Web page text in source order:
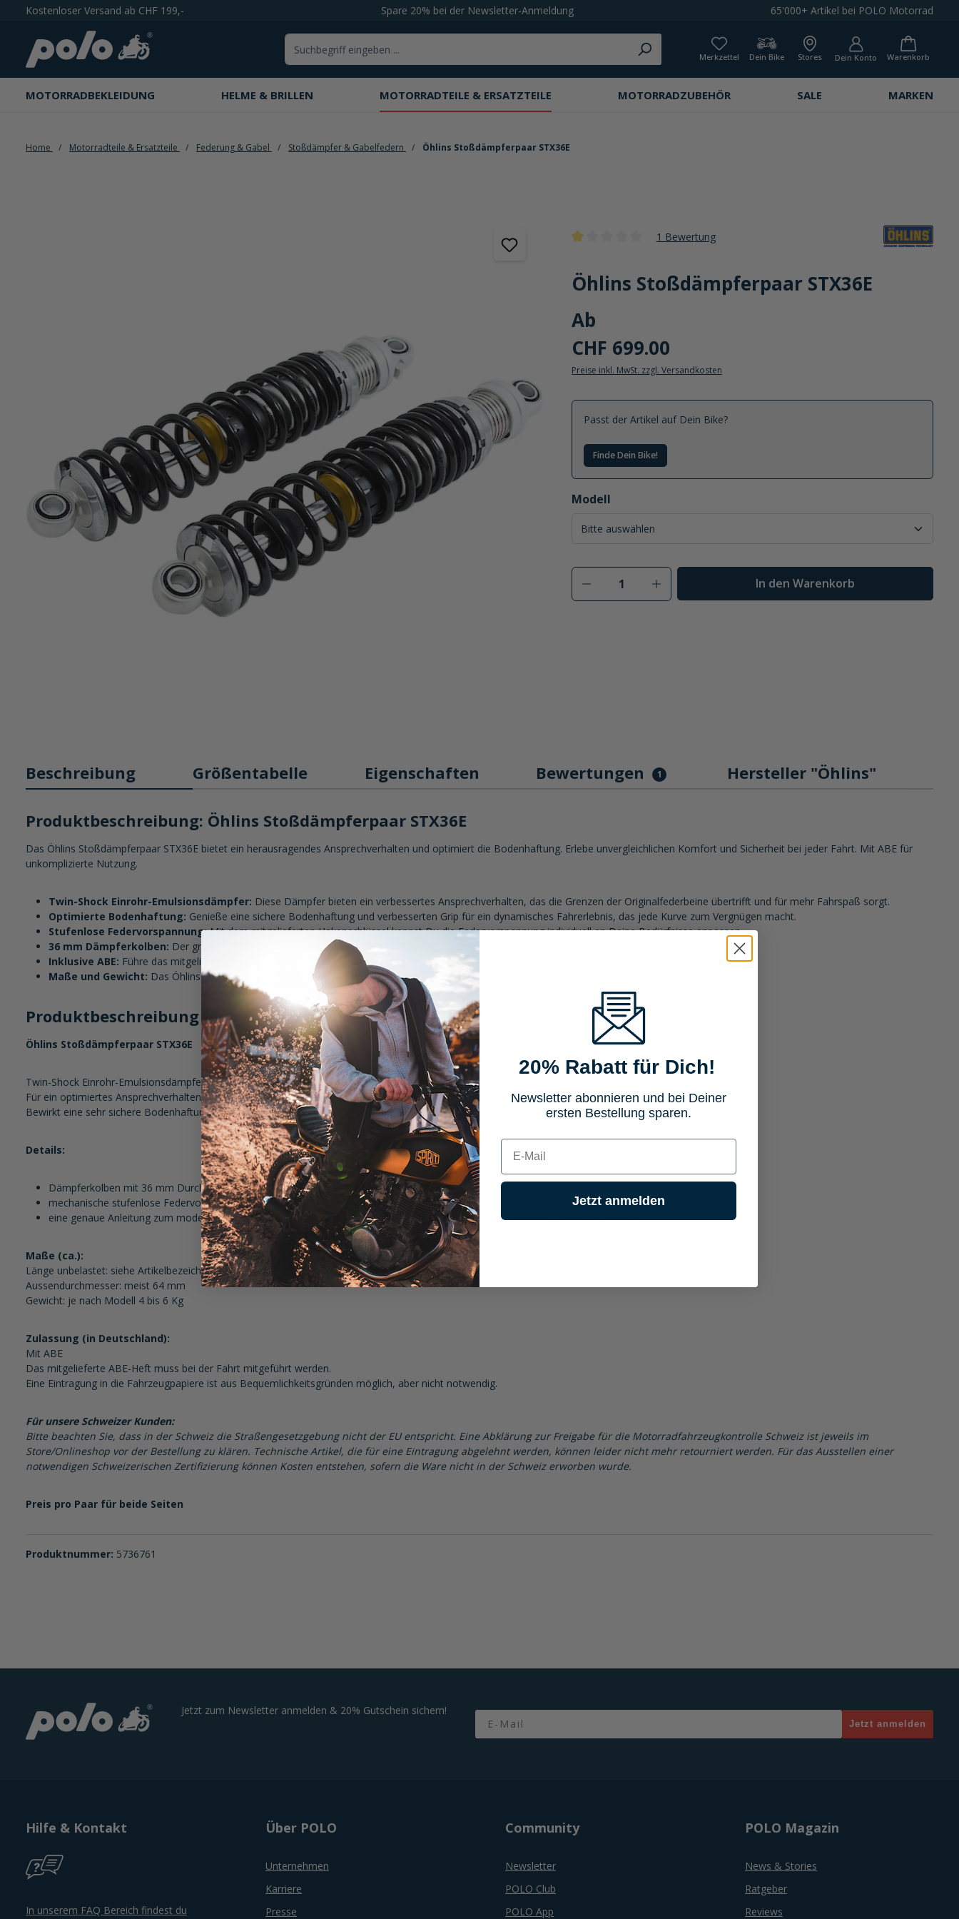
Zur Hauptnavigation springen
Kostenloser Versand ab CHF 199,- Spare 20% bei der Newsletter-Anmeldung 65'000+ Artikel bei POLO Motorrad
Merkzettel Dein Bike Stores Dein Konto Warenkorb
MOTORRADBEKLEIDUNG HELME & BRILLEN MOTORRADTEILE & ERSATZTEILE MOTORRADZUBEHÖR SALE MARKEN
Home Motorradteile & Ersatzteile Federung & Gabel Stoßdämpfer & Gabelfedern Öhlins Stoßdämpferpaar STX36E
1 Bewertung
Öhlins Stoßdämpferpaar STX36E
Ab
CHF 699.00
Preise inkl. MwSt. zzgl. Versandkosten
Passt der Artikel auf Dein Bike?
Finde Dein Bike!
Modell
auswählen
Produkt Anzahl: Gib den gewünschten Wert ein
In den Warenkorb
Beschreibung Größentabelle Eigenschaften Bewertungen 1 Hersteller "Öhlins"
Produktbeschreibung: Öhlins Stoßdämpferpaar STX36E
Das Öhlins Stoßdämpferpaar STX36E bietet ein herausragendes Ansprechverhalten und optimiert die Bodenhaftung. Erlebe unvergleichlichen Komfort und Sicherheit bei jeder Fahrt. Mit ABE für
unkomplizierte Nutzung.
Twin-Shock Einrohr-Emulsionsdämpfer: Diese Dämpfer bieten ein verbessertes Ansprechverhalten, das die Grenzen der Originalfederbeine übertrifft und für mehr Fahrspaß sorgt.
Optimierte Bodenhaftung: Genieße eine sichere Bodenhaftung und verbesserten Grip für ein dynamisches Fahrerlebnis, das jede Kurve zum Vergnügen macht.
Stufenlose Federvorspannung:Mit dem mitgelieferten Hakenschlüssel kannst Du die Federvorspannung individuell an Deine Bedürfnisse anpassen.
36 mm Dämpferkolben: Der große Dämpferkolben sorgt für eine hervorragende Dämpfungsleistung und trägt zu einem stabilen Fahrverhalten bei.
Inklusive ABE: Führe das mitgelieferte ABE-Heft bei jeder Fahrt mit, um jederzeit auf der sicheren Seite zu sein.
Maße und Gewicht: Das Öhlins Stoßdämpferpaar STX36E hat einen Außendurchmesser von 64 mm und wiegt je nach Modell 4 bis 6 kg.
Produktbeschreibung im Detail:
Öhlins Stoßdämpferpaar STX36E
Twin-Shock Einrohr-Emulsionsdämpfer ohne Ausgleichsbehälter.
Für ein optimiertes Ansprechverhalten und mit Reserven die die Originalfederbeine nicht bieten können.
Bewirkt eine sehr sichere Bodenhaftung für viel Grip bei hohem Komfort - unter dem Strich eine klar verbesserte Straßenlage.
Details:
Dämpferkolben mit 36 mm Durchmesser
mechanische stufenlose Federvorspannungsverstellung über den mitgelieferten Hakenschlüssel
eine genaue Anleitung zum modellspezifischen Einbau und zur Vorgehensweise bei der individuellen Einstellung wird mitgeliefert
Maße (ca.):
Länge unbelastet: siehe Artikelbezeichnung
Aussendurchmesser: meist 64 mm
Gewicht: je nach Modell 4 bis 6 Kg
Zulassung (in Deutschland):
Mit ABE
Das mitgelieferte ABE-Heft muss bei der Fahrt mitgeführt werden.
Eine Eintragung in die Fahrzeugpapiere ist aus Bequemlichkeitsgründen möglich, aber nicht notwendig.
Für unsere Schweizer Kunden:
Bitte beachten Sie, dass in der Schweiz die Straßengesetzgebung nicht der EU entspricht. Eine Abklärung zur Freigabe für die Motorradfahrzeugkontrolle Schweiz ist jeweils im
Store/Onlineshop vor der Bestellung zu klären. Technische Artikel, die für eine Eintragung abgelehnt werden, können leider nicht mehr retourniert werden. Für das Ausstellen einer
notwendigen Schweizerischen Zertifizierung können Kosten entstehen, sofern die Ware nicht in der Schweiz erworben wurde.
Preis pro Paar für beide Seiten
Produktnummer: 5736761
Jetzt zum Newsletter anmelden & 20% Gutschein sichern! Email
Jetzt anmelden
Hilfe & Kontakt
In unserem FAQ Bereich findest du
Über POLO
Unternehmen
Karriere
Presse
Community
Newsletter
POLO Club
POLO App
POLO Magazin
News & Stories
Ratgeber
Reviews
20% Rabatt für Dich!
Newsletter abonnieren und bei Deiner
ersten Bestellung sparen.
E-mail
Jetzt anmelden